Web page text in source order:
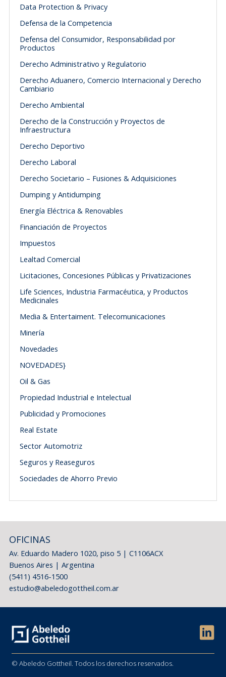
Data Protection & Privacy
Defensa de la Competencia
Defensa del Consumidor, Responsabilidad por
Productos
Derecho Administrativo y Regulatorio
Derecho Aduanero, Comercio Internacional y Derecho
Cambiario
Derecho Ambiental
Derecho de la Construcción y Proyectos de
Infraestructura
Derecho Deportivo
Derecho Laboral
Derecho Societario – Fusiones & Adquisiciones
Dumping y Antidumping
Energía Eléctrica & Renovables
Financiación de Proyectos
Impuestos
Lealtad Comercial
Licitaciones, Concesiones Públicas y Privatizaciones
Life Sciences, Industria Farmacéutica, y Productos
Medicinales
Media & Entertaiment. Telecomunicaciones
Minería
Novedades
NOVEDADES}
Oil & Gas
Propiedad Industrial e Intelectual
Publicidad y Promociones
Real Estate
Sector Automotriz
Seguros y Reaseguros
Sociedades de Ahorro Previo
OFICINAS
Av. Eduardo Madero 1020, piso 5 | C1106ACX
Buenos Aires | Argentina
(5411) 4516-1500
estudio@abeledogottheil.com.ar
© Abeledo Gottheil. Todos los derechos reservados.